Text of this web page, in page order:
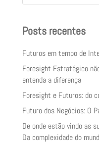
Posts recentes
Futuros em tempo de
Foresight Estratégico
entenda a diferença
Foresight e Futuros: do
Futuro dos Negócios: O
De onde estão vindo as
Da complexidade do